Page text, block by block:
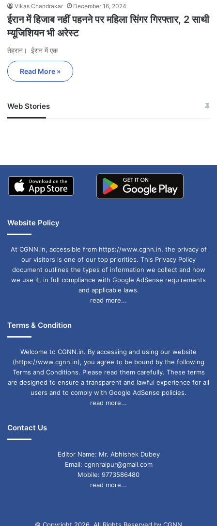
Vikas Chandrakar December 16, 2024
ईरान में हिजाब नहीं पहनने पर महिला सिंगर गिरफ्तार, 2 साथी
म्यूजिशियन भी अरेस्ट
तेहरान। ईरान में एक
Read More »
Web Stories
जम्मू-कश्मीर में बारिश से
अपडेट
खाई में धक्का… आरोपियों ने
Website Policy
At CGNN.in, accessible from https://www.cgnn.in, the privacy of
our visitors is one of our top priorities. This Privacy Policy
document outlines the types of information we collect and how
we use it, in full compliance with Google AdSense requirements
and applicable laws.
read more...
Terms & Condition
Welcome to CGNN.in. By accessing and using our website
(https://www.cgnn.in), you agree to be bound by the following
Terms and Conditions. Please read them carefully. These terms
are designed to ensure a transparent and lawful experience for all
users and to comply with Google AdSense policies.
read more...
Contact Us
Editor Name: Mr. Abhishek Dubey
Email: cgnnraipur@gmail.com
Mobile: 9773586480
read more...